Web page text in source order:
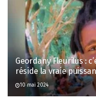
Geordany Fleurilus :
réside la vraie
10 mai 2024